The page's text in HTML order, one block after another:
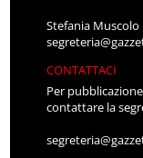
Stefania Muscolo
CONTATTACI
Per
contattare la